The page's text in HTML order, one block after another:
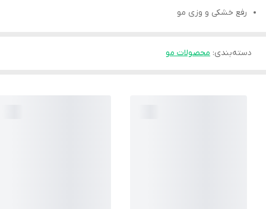
رفع خشکی و وزی مو
دسته‌بندی: محصولات مو